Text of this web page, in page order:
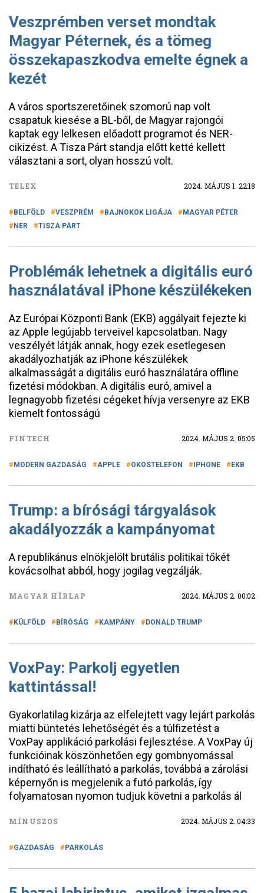
Veszprémben verset mondtak
Magyar Péternek, és a tömeg
összekapaszkodva emelte égnek a
kezét
A város sportszeretőinek szomorú nap volt
csapatuk kiesése a BL-ből, de Magyar rajongói
kaptak egy lelkesen előadott programot és NER-
cikizést. A Tisza Párt standja előtt ketté kellett
választani a sort, olyan hosszú volt.
TELEX 2024. MÁJUS 1. 22:18
BELFÖLD VESZPRÉM BAJNOKOK LIGÁJA
MAGYAR PÉTER
NER
TISZA PÁRT
Problémák lehetnek a digitális euró
használatával iPhone készülékeken
Az Európai Központi Bank (EKB) aggályait fejezte ki
az Apple legújabb terveivel kapcsolatban. Nagy
veszélyét látják annak, hogy ezek esetlegesen
akadályozhatják az iPhone készülékek
alkalmasságát a digitális euró használatára offline
fizetési módokban. A digitális euró, amivel a
legnagyobb fizetési cégeket hívja versenyre az EKB
kiemelt fontosságú
FINTECH 2024. MÁJUS 2. 05:05
MODERN GAZDASÁG APPLE OKOSTELEFON IPHONE EKB
Trump: a bírósági tárgyalások
akadályozzák a kampányomat
A republikánus elnökjelölt brutális politikai tőkét
kovácsolhat abból, hogy jogilag vegzálják.
MAGYAR HÍRLAP 2024. MÁJUS 2. 00:02
KÜLFÖLD BÍRÓSÁG KAMPÁNY DONALD TRUMP
VoxPay: Parkolj egyetlen
kattintással!
Gyakorlatilag kizárja az elfelejtett vagy lejárt parkolás
miatti büntetés lehetőségét és a túlfizetést a
VoxPay applikáció parkolási fejlesztése. A VoxPay új
funkcióinak köszönhetően egy gombnyomással
indítható és leállítható a parkolás, továbbá a zárolási
képernyőn is megjelenik a futó parkolás, így
folyamatosan nyomon tudjuk követni a parkolás ál
MÍNUSZOS 2024. MÁJUS 2. 04:33
GAZDASÁG PARKOLÁS